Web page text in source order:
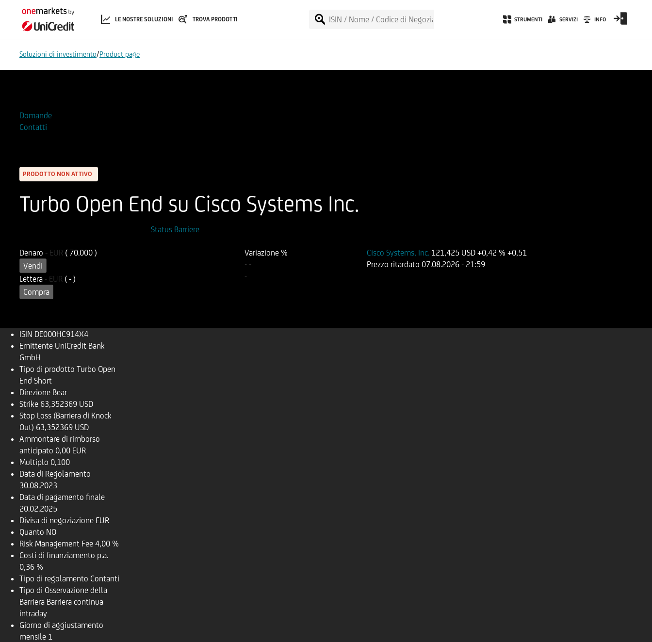
LE NOSTRE SOLUZIONI TROVA PRODOTTI STRUMENTI SERVIZI INFO
Soluzioni di investimento/Product page
Domande
Contatti
PRODOTTO NON ATTIVO
Turbo Open End su Cisco Systems Inc.
Status Barriere
Denaro - EUR ( 70.000 )
Vendi
Lettera - EUR ( - )
Compra
Variazione %
--
-
Cisco Systems, Inc. 121,425 USD +0,42 %+0,51
Prezzo ritardato 07.08.2026 - 21:59
ISIN DE000HC914X4
Emittente UniCredit Bank
GmbH
Tipo di prodotto Turbo Open
End Short
Direzione Bear
Strike 63,352369 USD
Stop Loss (Barriera di Knock
Out) 63,352369 USD
Ammontare di rimborso
anticipato 0,00 EUR
Multiplo 0,100
Data di Regolamento
30.08.2023
Data di pagamento finale
20.02.2025
Divisa di negoziazione EUR
Quanto NO
Risk Management Fee 4,00 %
Costi di finanziamento p.a.
0,36 %
Tipo di regolamento Contanti
Tipo di Osservazione della
Barriera Barriera continua
intraday
Giorno di aggiustamento
mensile 1